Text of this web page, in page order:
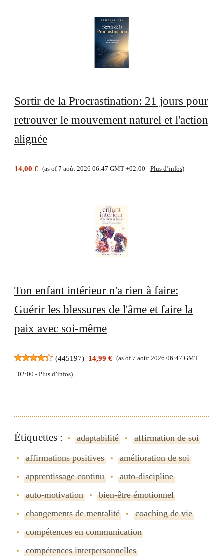
Sortir de la Procrastination: 21 jours pour
retrouver le mouvement naturel et l'action
alignée
14,00 € (as of 7 août 2026 06:47 GMT +02:00 -Plus d’infos)
Ton enfant intérieur n'a rien à faire:
Guérir les blessures de l'âme et faire la
paix avec soi-même
(445197) 14,99 € (as of 7 août 2026 06:47 GMT
+02:00 - Plus d’infos)
Étiquettes : adaptabilité
affirmation de soi
affirmations positives
amélioration de soi
apprentissage continu
auto-discipline
auto-motivation
bien-être émotionnel
changements de mentalité
coaching de vie
compétences en communication
compétences interpersonnelles